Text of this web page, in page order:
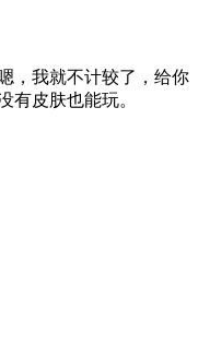
，我就不计较了，给你
有皮肤也能玩。